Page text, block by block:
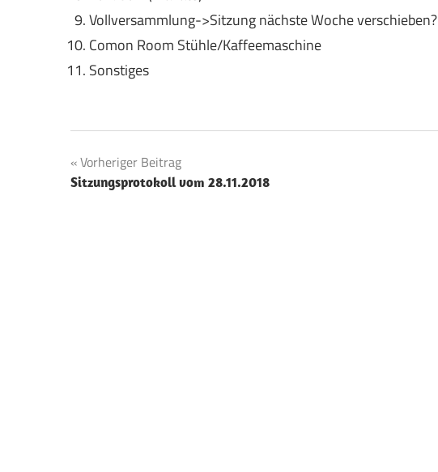
Vollversammlung->Sitzung nächste Woche verschieben?
Comon Room Stühle/Kaffeemaschine
Sonstiges
Beitragsnavigation
Vorheriger Beitrag
Sitzungsprotokoll vom 28.11.2018